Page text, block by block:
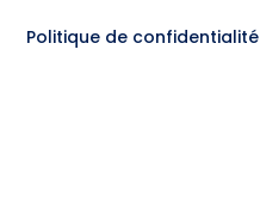
Politique de confidentialité